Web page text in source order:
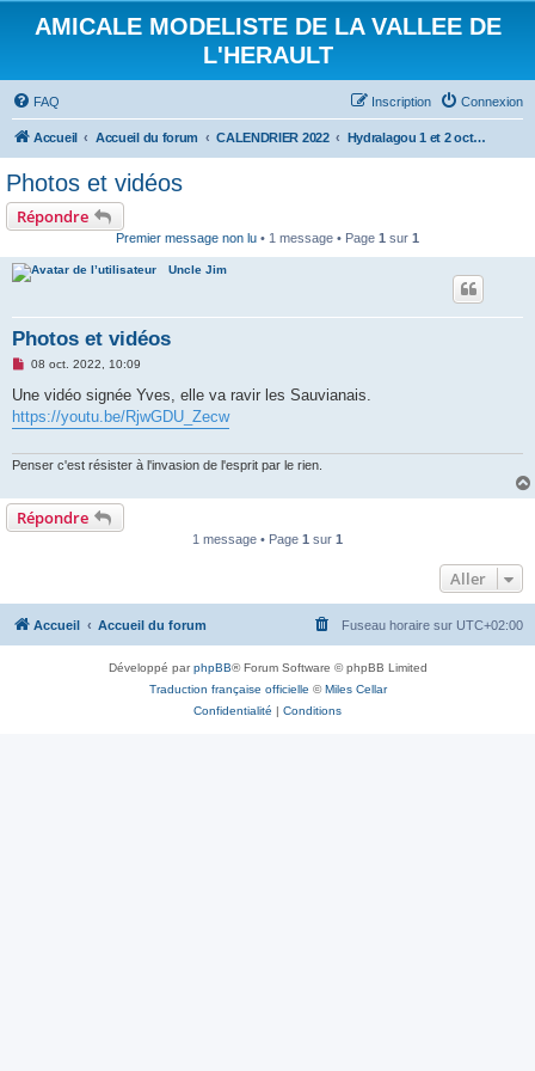
AMICALE MODELISTE DE LA VALLEE DE
L'HERAULT
FAQ Connexion
Inscription
Accueil Accueil du forum CALENDRIER 2022 Hydralagou 1 et 2 octobre 2022
Photos et vidéos
Répondre
Premier message non lu • 1 message • Page 1 sur 1
Uncle Jim
Photos et vidéos
M
s
a
n
l
u
08 oct. 2022, 10:09
Une vidéo signée Yves, elle va ravir les Sauvianais.
https://youtu.be/RjwGDU_Zecw
Penser c'est résister à l'invasion de l'esprit par le rien.
Répondre
1 message • Page 1 sur 1
Aller
Accueil Accueil du forum Fuseau horaire sur UTC+02:00
Développé parphpBB® Forum Software © phpBB Limited
Traduction française officielle ©Miles Cellar
Confidentialité | Conditions